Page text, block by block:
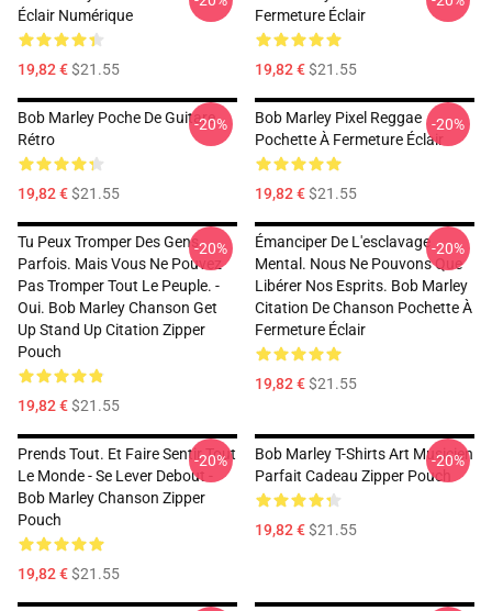
Éclair Numérique
19,82 €$21.55
Fermeture Éclair
19,82 €$21.55
Bob Marley Poche De Guitare
Rétro
19,82 €$21.55
-20%
Bob Marley Pixel Reggae
Pochette À Fermeture Éclair
19,82 €$21.55
-20%
Tu Peux Tromper Des Gens
Parfois. Mais Vous Ne Pouvez
Pas Tromper Tout Le Peuple. -
Oui. Bob Marley Chanson Get
Up Stand Up Citation Zipper
Pouch
19,82 €$21.55
-20%
Émanciper De L'esclavage
Mental. Nous Ne Pouvons Que
Libérer Nos Esprits. Bob Marley
Citation De Chanson Pochette À
Fermeture Éclair
19,82 €$21.55
-20%
Prends Tout. Et Faire Sentir Tout
Le Monde - Se Lever Debout -
Bob Marley Chanson Zipper
Pouch
19,82 €$21.55
-20%
Bob Marley T-Shirts Art Musicien
Parfait Cadeau Zipper Pouch
19,82 €$21.55
-20%